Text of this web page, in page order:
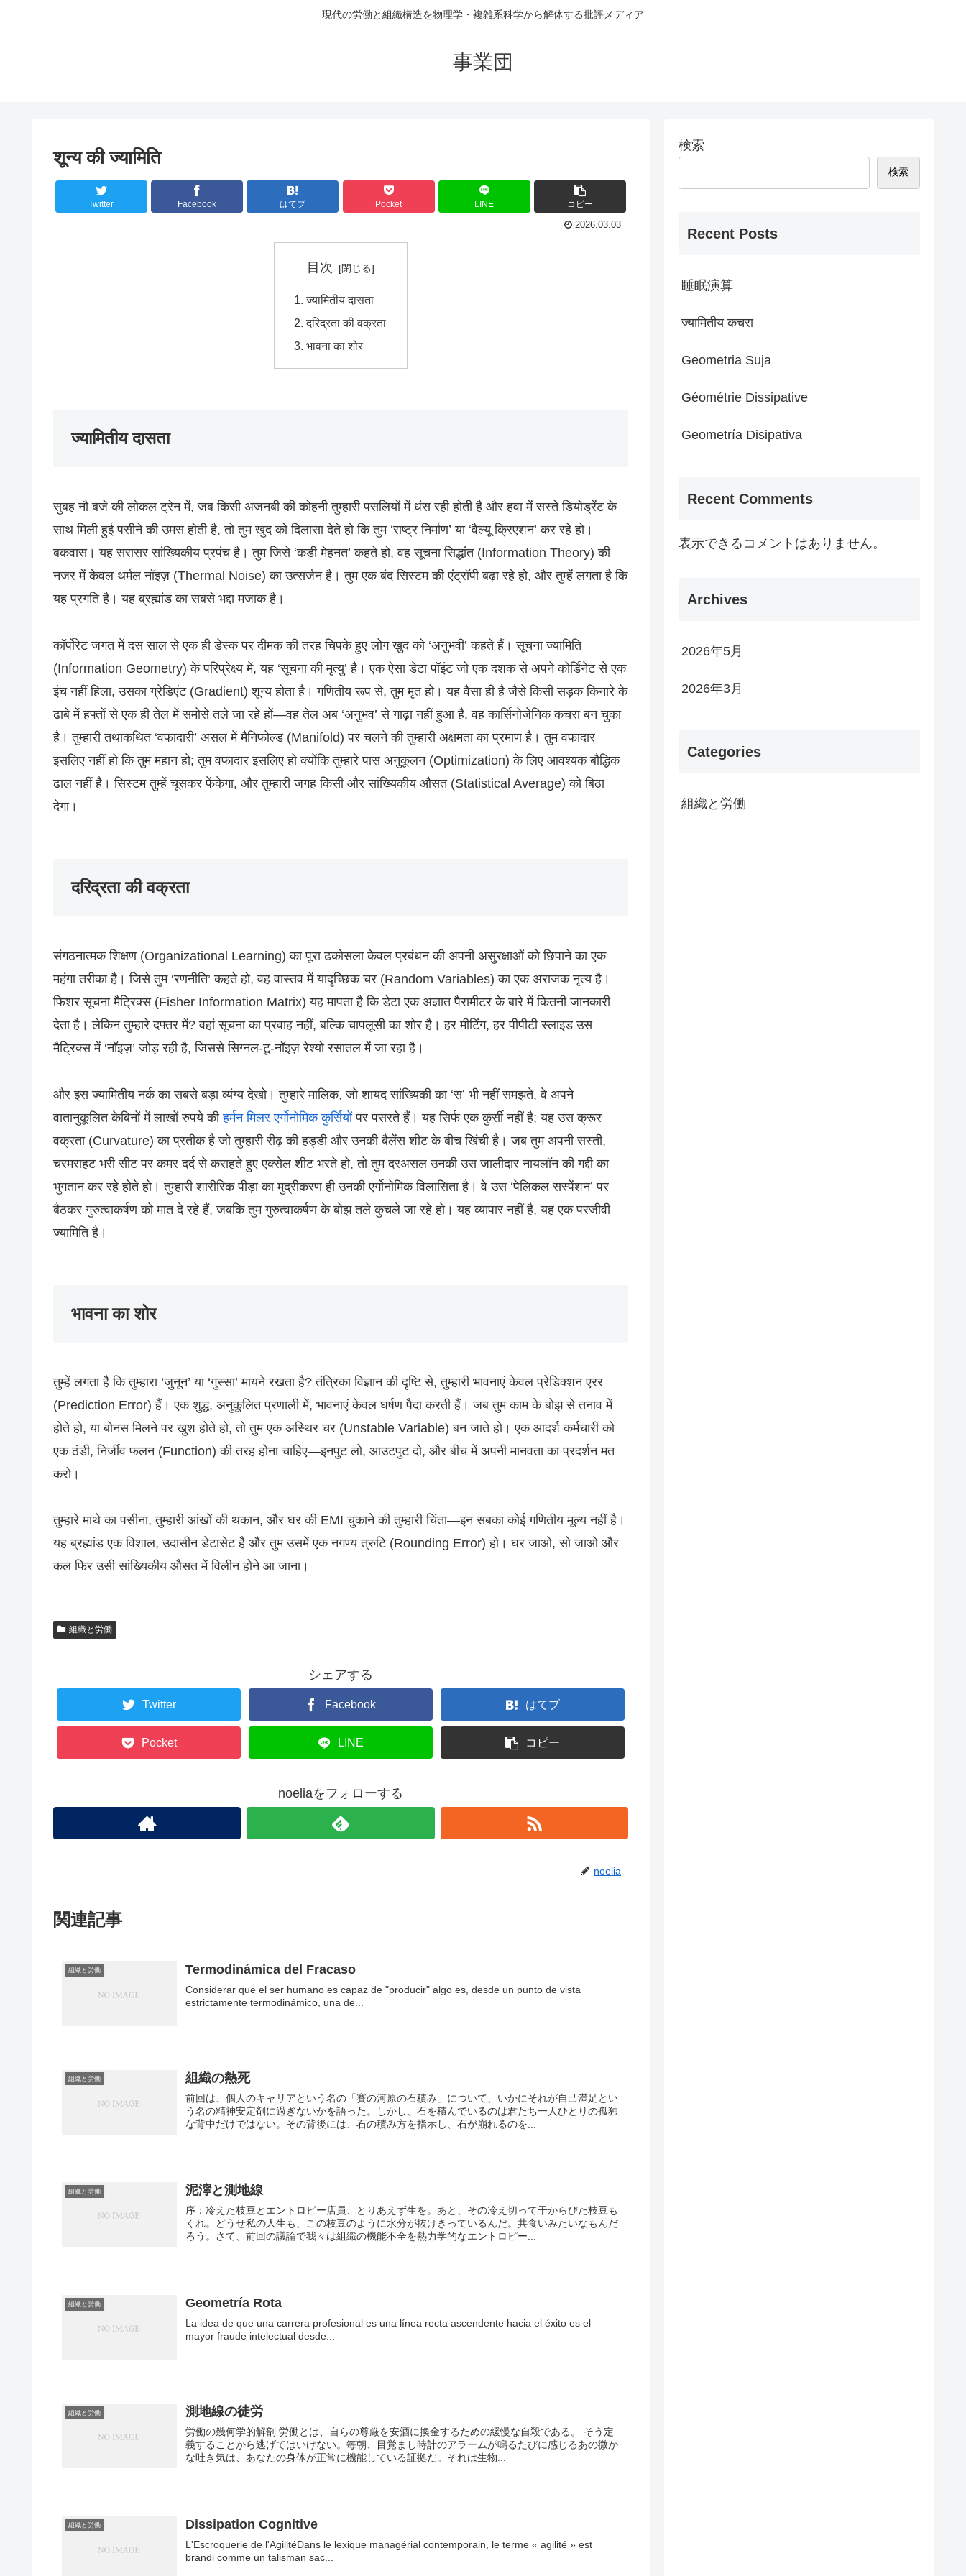
現代の労働と組織構造を物理学・複雑系科学から解体する批評メディア
事業団
शून्य की ज्यामिति
Twitter Facebook はてブ Pocket LINE コピー
2026.03.03
目次
ज्यामितीय दासता
दरिद्रता की वक्रता
भावना का शोर
ज्यामितीय दासता
सुबह नौ बजे की लोकल ट्रेन में, जब किसी अजनबी की कोहनी तुम्हारी पसलियों में धंस रही होती है और हवा में सस्ते डियोड्रेंट के
साथ मिली हुई पसीने की उमस होती है, तो तुम खुद को दिलासा देते हो कि तुम ‘राष्ट्र निर्माण’ या ‘वैल्यू क्रिएशन’ कर रहे हो।
बकवास। यह सरासर सांख्यिकीय प्रपंच है। तुम जिसे ‘कड़ी मेहनत’ कहते हो, वह सूचना सिद्धांत (Information Theory) की
नजर में केवल थर्मल नॉइज़ (Thermal Noise) का उत्सर्जन है। तुम एक बंद सिस्टम की एंट्रॉपी बढ़ा रहे हो, और तुम्हें लगता है कि
यह प्रगति है। यह ब्रह्मांड का सबसे भद्दा मजाक है।
कॉर्पोरेट जगत में दस साल से एक ही डेस्क पर दीमक की तरह चिपके हुए लोग खुद को ‘अनुभवी’ कहते हैं। सूचना ज्यामिति
(Information Geometry) के परिप्रेक्ष्य में, यह ‘सूचना की मृत्यु’ है। एक ऐसा डेटा पॉइंट जो एक दशक से अपने कोर्डिनेट से एक
इंच नहीं हिला, उसका ग्रेडिएंट (Gradient) शून्य होता है। गणितीय रूप से, तुम मृत हो। यह वैसा ही है जैसे किसी सड़क किनारे के
ढाबे में हफ्तों से एक ही तेल में समोसे तले जा रहे हों—वह तेल अब ‘अनुभव’ से गाढ़ा नहीं हुआ है, वह कार्सिनोजेनिक कचरा बन चुका
है। तुम्हारी तथाकथित ‘वफादारी’ असल में मैनिफोल्ड (Manifold) पर चलने की तुम्हारी अक्षमता का प्रमाण है। तुम वफादार
इसलिए नहीं हो कि तुम महान हो; तुम वफादार इसलिए हो क्योंकि तुम्हारे पास अनुकूलन (Optimization) के लिए आवश्यक बौद्धिक
ढाल नहीं है। सिस्टम तुम्हें चूसकर फेंकेगा, और तुम्हारी जगह किसी और सांख्यिकीय औसत (Statistical Average) को बिठा
देगा।
दरिद्रता की वक्रता
संगठनात्मक शिक्षण (Organizational Learning) का पूरा ढकोसला केवल प्रबंधन की अपनी असुरक्षाओं को छिपाने का एक
महंगा तरीका है। जिसे तुम ‘रणनीति’ कहते हो, वह वास्तव में यादृच्छिक चर (Random Variables) का एक अराजक नृत्य है।
फिशर सूचना मैट्रिक्स (Fisher Information Matrix) यह मापता है कि डेटा एक अज्ञात पैरामीटर के बारे में कितनी जानकारी
देता है। लेकिन तुम्हारे दफ्तर में? वहां सूचना का प्रवाह नहीं, बल्कि चापलूसी का शोर है। हर मीटिंग, हर पीपीटी स्लाइड उस
मैट्रिक्स में ‘नॉइज़’ जोड़ रही है, जिससे सिग्नल-टू-नॉइज़ रेश्यो रसातल में जा रहा है।
और इस ज्यामितीय नर्क का सबसे बड़ा व्यंग्य देखो। तुम्हारे मालिक, जो शायद सांख्यिकी का ‘स’ भी नहीं समझते, वे अपने
वातानुकूलित केबिनों में लाखों रुपये कीहर्मन मिलर एर्गोनोमिक कुर्सियोंपर पसरते हैं। यह सिर्फ एक कुर्सी नहीं है; यह उस क्रूर
वक्रता (Curvature) का प्रतीक है जो तुम्हारी रीढ़ की हड्डी और उनकी बैलेंस शीट के बीच खिंची है। जब तुम अपनी सस्ती,
चरमराहट भरी सीट पर कमर दर्द से कराहते हुए एक्सेल शीट भरते हो, तो तुम दरअसल उनकी उस जालीदार नायलॉन की गद्दी का
भुगतान कर रहे होते हो। तुम्हारी शारीरिक पीड़ा का मुद्रीकरण ही उनकी एर्गोनोमिक विलासिता है। वे उस ‘पेलिकल सस्पेंशन’ पर
बैठकर गुरुत्वाकर्षण को मात दे रहे हैं, जबकि तुम गुरुत्वाकर्षण के बोझ तले कुचले जा रहे हो। यह व्यापार नहीं है, यह एक परजीवी
ज्यामिति है।
भावना का शोर
तुम्हें लगता है कि तुम्हारा ‘जुनून’ या ‘गुस्सा’ मायने रखता है? तंत्रिका विज्ञान की दृष्टि से, तुम्हारी भावनाएं केवल प्रेडिक्शन एरर
(Prediction Error) हैं। एक शुद्ध, अनुकूलित प्रणाली में, भावनाएं केवल घर्षण पैदा करती हैं। जब तुम काम के बोझ से तनाव में
होते हो, या बोनस मिलने पर खुश होते हो, तो तुम एक अस्थिर चर (Unstable Variable) बन जाते हो। एक आदर्श कर्मचारी को
एक ठंडी, निर्जीव फलन (Function) की तरह होना चाहिए—इनपुट लो, आउटपुट दो, और बीच में अपनी मानवता का प्रदर्शन मत
करो।
तुम्हारे माथे का पसीना, तुम्हारी आंखों की थकान, और घर की EMI चुकाने की तुम्हारी चिंता—इन सबका कोई गणितीय मूल्य नहीं है।
यह ब्रह्मांड एक विशाल, उदासीन डेटासेट है और तुम उसमें एक नगण्य त्रुटि (Rounding Error) हो। घर जाओ, सो जाओ और
कल फिर उसी सांख्यिकीय औसत में विलीन होने आ जाना।
組織と労働
シェアする
Twitter Facebook はてブ
Pocket LINE コピー
noeliaをフォローする
noelia
関連記事
組織と労働 Termodinámica del Fracaso
Considerar que el ser humano es capaz de "producir" algo es, desde un punto de vista
estrictamente termodinámico, una de...
組織と労働 組織の熱死
前回は、個人のキャリアという名の「賽の河原の石積み」について、いかにそれが自己満足とい
う名の精神安定剤に過ぎないかを語った。しかし、石を積んでいるのは君たち一人ひとりの孤独
な背中だけではない。その背後には、石の積み方を指示し、石が崩れるのを...
組織と労働 泥濘と測地線
序：冷えた枝豆とエントロピー店員、とりあえず生を。あと、その冷え切って干からびた枝豆も
くれ。どうせ私の人生も、この枝豆のように水分が抜けきっているんだ。共食いみたいなもんだ
ろう。さて、前回の議論で我々は組織の機能不全を熱力学的なエントロピー...
組織と労働 Geometría Rota
La idea de que una carrera profesional es una línea recta ascendente hacia el éxito es el
mayor fraude intelectual desde...
組織と労働 測地線の徒労
労働の幾何学的解剖 労働とは、自らの尊厳を安酒に換金するための緩慢な自殺である。 そう定
義することから逃げてはいけない。毎朝、目覚まし時計のアラームが鳴るたびに感じるあの微か
な吐き気は、あなたの身体が正常に機能している証拠だ。それは生物...
組織と労働 Dissipation Cognitive
L'Escroquerie de l'AgilitéDans le lexique managérial contemporain, le terme « agilité » est
brandi comme un talisman sac...
検索
検索
Recent Posts
睡眠演算
ज्यामितीय कचरा
Geometria Suja
Géométrie Dissipative
Geometría Disipativa
Recent Comments
表示できるコメントはありません。
Archives
2026年5月
2026年3月
Categories
組織と労働